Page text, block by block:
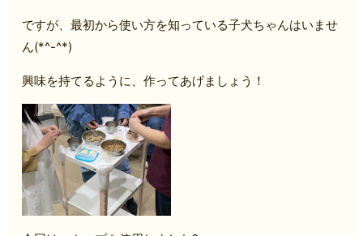
ですが、最初から使い方を知っている子犬ちゃんはいませ
ん(*^-^*)
興味を持てるように、作ってあげましょう！